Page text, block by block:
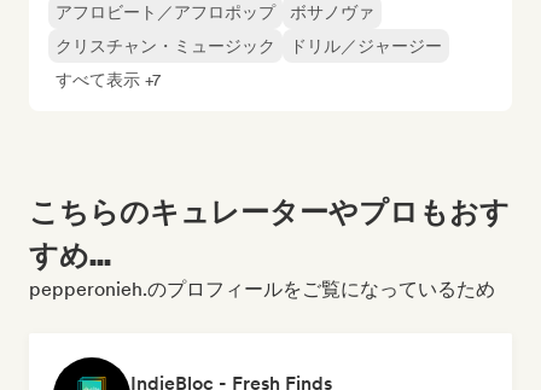
アフロビート／アフロポップ
ボサノヴァ
クリスチャン・ミュージック
ドリル／ジャージー
すべて表示 +7
こちらのキュレーターやプロもおす
すめ...
pepperonieh.のプロフィールをご覧になっているため
IndieBloc - Fresh Finds